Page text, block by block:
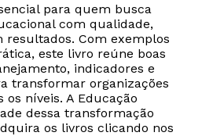
para quem busca
com qualidade,
resultados. Com exemplos
este livro reúne boas
indicadores e
transformar organizações
níveis. A Educação
dessa transformação
os livros clicando nos